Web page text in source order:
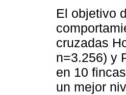
El objetivo
cruzadas
n=3.256) y
en 10
un mejor